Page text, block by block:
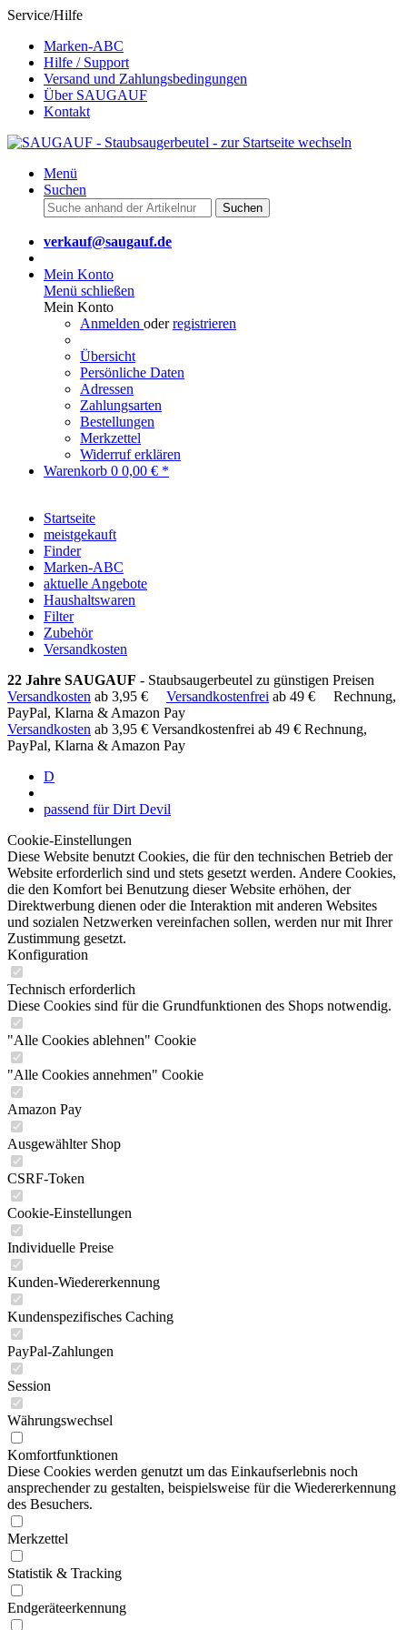
Service/Hilfe
Marken-ABC
Hilfe / Support
Versand und Zahlungsbedingungen
Über SAUGAUF
Kontakt
Menü
Suchen
Suchen
verkauf@saugauf.de
Mein Konto
Menü schließen
Mein Konto
Anmelden oderregistrieren
Übersicht
Persönliche Daten
Adressen
Zahlungsarten
Bestellungen
Merkzettel
Widerruf erklären
Warenkorb 0 0,00 € *
Startseite
meistgekauft
Finder
Marken-ABC
aktuelle Angebote
Haushaltswaren
Filter
Zubehör
Versandkosten
22 Jahre SAUGAUF - Staubsaugerbeutel zu günstigen Preisen
Versandkosten ab 3,95 € Versandkostenfrei ab 49 €
Rechnung,
PayPal, Klarna & Amazon Pay
Versandkosten ab 3,95 € Versandkostenfrei ab 49 € Rechnung,
PayPal, Klarna & Amazon Pay
D
passend für Dirt Devil
Cookie-Einstellungen
Diese Website benutzt Cookies, die für den technischen Betrieb der
Website erforderlich sind und stets gesetzt werden. Andere Cookies,
die den Komfort bei Benutzung dieser Website erhöhen, der
Direktwerbung dienen oder die Interaktion mit anderen Websites
und sozialen Netzwerken vereinfachen sollen, werden nur mit Ihrer
Zustimmung gesetzt.
Konfiguration
Technisch erforderlich
Diese Cookies sind für die Grundfunktionen des Shops notwendig.
"Alle Cookies ablehnen" Cookie
"Alle Cookies annehmen" Cookie
Amazon Pay
Ausgewählter Shop
CSRF-Token
Cookie-Einstellungen
Individuelle Preise
Kunden-Wiedererkennung
Kundenspezifisches Caching
PayPal-Zahlungen
Session
Währungswechsel
Komfortfunktionen
Diese Cookies werden genutzt um das Einkaufserlebnis noch
ansprechender zu gestalten, beispielsweise für die Wiedererkennung
des Besuchers.
Merkzettel
Statistik & Tracking
Endgeräteerkennung